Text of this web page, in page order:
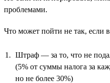
проблемами.
Что может пойти не так, если
Штраф — за то, что не
(5% от суммы налога за
но не более 30%)